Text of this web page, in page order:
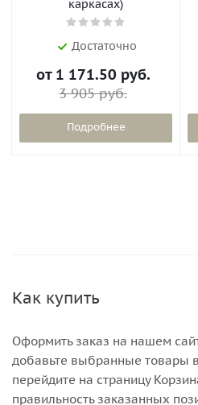
каркасах)
Достаточно
от 1 171.50 руб.
3 905 руб.
Подробнее
Как купить
Оформить заказ на нашем
добавьте выбранные товары
перейдите на страницу
правильность заказанных